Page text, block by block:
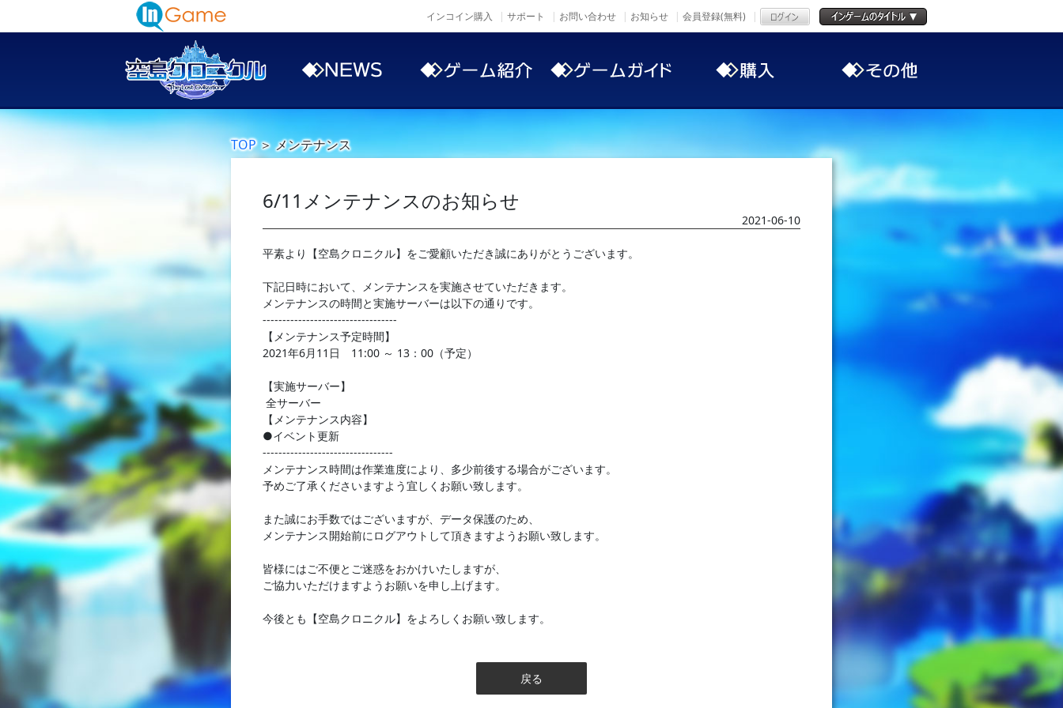
インコイン購入 サポート お問い合わせ お知らせ 会員登録(無料)
TOP＞メンテナンス
6/11メンテナンスのお知らせ
2021-06-10
平素より【空島クロニクル】をご愛顧いただき誠にありがとうございます。
下記日時において、メンテナンスを実施させていただきます。
メンテナンスの時間と実施サーバーは以下の通りです。
----------------------------------
【メンテナンス予定時間】
2021年6月11日 11:00 ～ 13：00（予定）
【実施サーバー】
全サーバー
【メンテナンス内容】
●イベント更新
---------------------------------
メンテナンス時間は作業進度により、多少前後する場合がございます。
予めご了承くださいますよう宜しくお願い致します。
また誠にお手数ではございますが、データ保護のため、
メンテナンス開始前にログアウトして頂きますようお願い致します。
皆様にはご不便とご迷惑をおかけいたしますが、
ご協力いただけますようお願いを申し上げます。
今後とも【空島クロニクル】をよろしくお願い致します。
戻る